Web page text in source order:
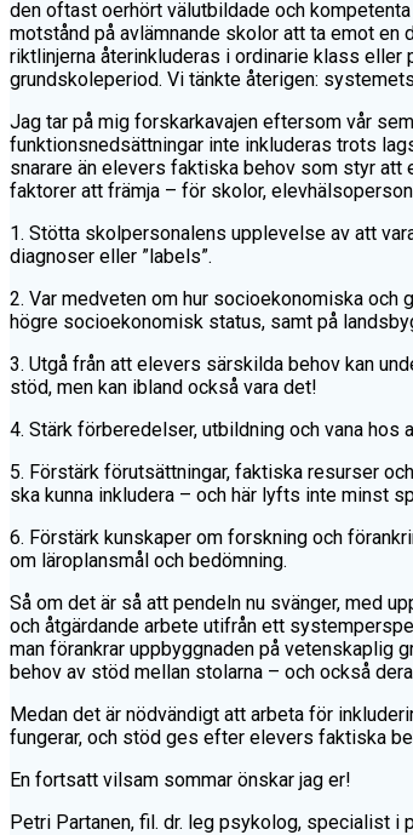
den oftast oerhört välutbildade och
motstånd på avlämnande skolor att ta emot en
riktlinjerna återinkluderas i ordinarie klass eller
grundskoleperiod. Vi tänkte återigen:
Jag tar på mig forskarkavajen eftersom vår
funktionsnedsättningar inte inkluderas trots
snarare än elevers faktiska behov som styr
faktorer att främja – för skolor,
1. Stötta skolpersonalens upplevelse av att
diagnoser eller ”labels”.
2. Var medveten om hur socioekonomiska
högre socioekonomisk status, samt på
3. Utgå från att elevers särskilda behov kan
stöd, men kan ibland också vara det!
4. Stärk förberedelser, utbildning och vana
5. Förstärk förutsättningar, faktiska resurser
ska kunna inkludera – och här lyfts inte minst
6. Förstärk kunskaper om forskning och
om läroplansmål och bedömning.
Så om det är så att pendeln nu svänger, med
och åtgärdande arbete utifrån ett
man förankrar uppbyggnaden på vetenskaplig
behov av stöd mellan stolarna – och också
Medan det är nödvändigt att arbeta för
fungerar, och stöd ges efter elevers faktiska
En fortsatt vilsam sommar önskar jag er!
Petri Partanen, fil. dr. leg psykolog, specialist i